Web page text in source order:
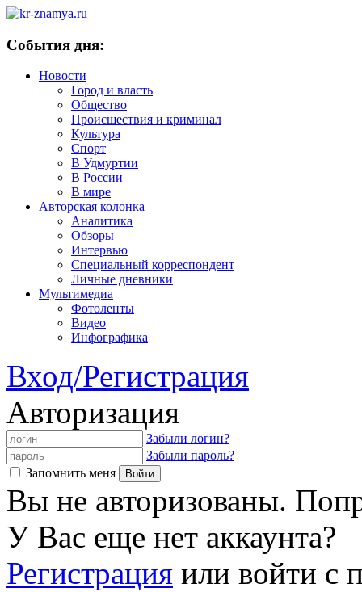
События дня:
Новости
Город и власть
Общество
Происшествия и криминал
Культура
Спорт
В Удмуртии
В России
В мире
Авторская колонка
Аналитика
Обзоры
Интервью
Специальный корреспондент
Личные дневники
Мультимедиа
Фотоленты
Видео
Инфографика
Вход/Регистрация
Авторизация
Забыли логин?
Забыли пароль?
Запомнить меня
Вы не авторизованы.
У Вас еще нет аккаунта?
Регистрация или войти с